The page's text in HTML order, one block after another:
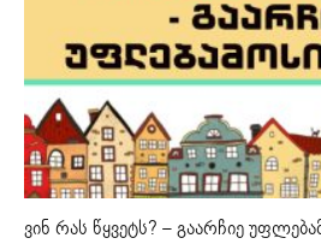
ვინ რას წყვეტს? – გაარჩიე